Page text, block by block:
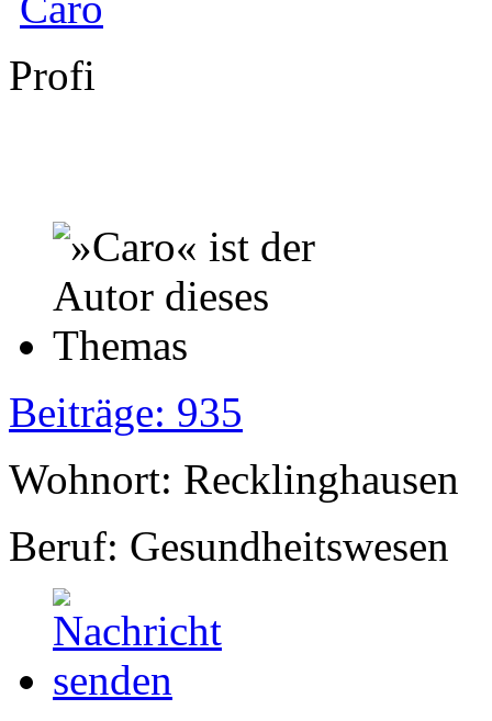
Profi
Beiträge: 935
Wohnort: Recklinghausen
Beruf: Gesundheitswesen